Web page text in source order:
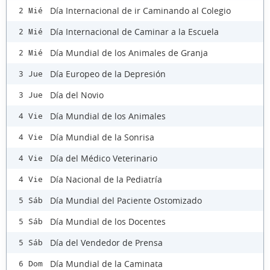
2 Mié Día Internacional de ir Caminando al Colegio
2 Mié Día Internacional de Caminar a la Escuela
2 Mié Día Mundial de los Animales de Granja
3 Jue Día Europeo de la Depresión
3 Jue Día del Novio
4 Vie Día Mundial de los Animales
4 Vie Día Mundial de la Sonrisa
4 Vie Día del Médico Veterinario
4 Vie Día Nacional de la Pediatría
5 Sáb Día Mundial del Paciente Ostomizado
5 Sáb Día Mundial de los Docentes
5 Sáb Día del Vendedor de Prensa
6 Dom Día Mundial de la Caminata